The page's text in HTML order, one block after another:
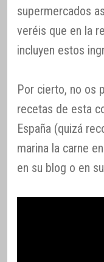
supermercados
veréis que en la
incluyen estos
Por cierto, no os
recetas de esta
España (quizá
marina la carne
en su blog o en